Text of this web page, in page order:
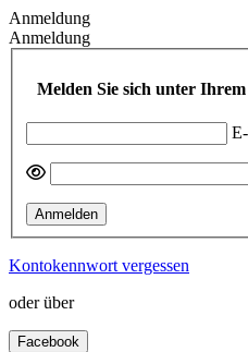
Anmeldung
Anmeldung
Melden Sie sich unter
Anmelden
Kontokennwort vergessen
oder über
Facebook